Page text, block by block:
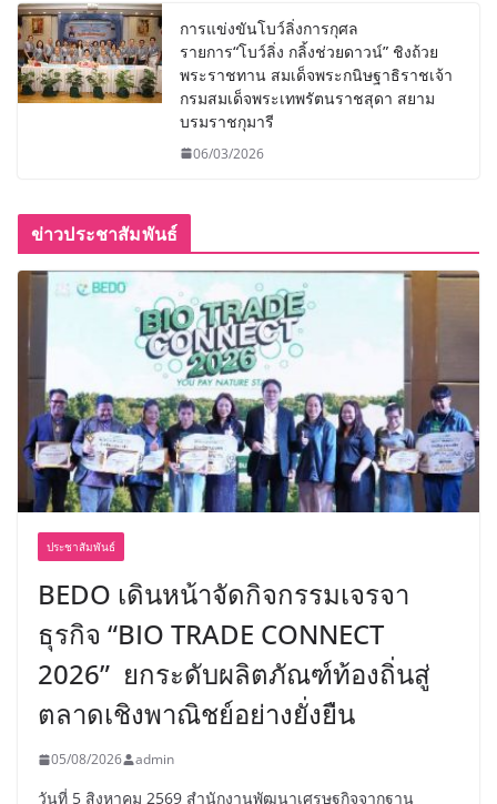
การแข่งขันโบว์ลิ่งการกุศล
รายการ“โบว์ลิ่ง กลิ้งช่วยดาวน์” ชิงถ้วย
พระราชทาน สมเด็จพระกนิษฐาธิราชเจ้า
กรมสมเด็จพระเทพรัตนราชสุดา สยาม
บรมราชกุมารี
06/03/2026
ข่าวประชาสัมพันธ์
ประชาสัมพันธ์
BEDO เดินหน้าจัดกิจกรรมเจรจา
ธุรกิจ “BIO TRADE CONNECT
2026” ยกระดับผลิตภัณฑ์ท้องถิ่นสู่
ตลาดเชิงพาณิชย์อย่างยั่งยืน
05/08/2026 admin
วันที่ 5 สิงหาคม 2569 สำนักงานพัฒนาเศรษฐกิจจากฐาน